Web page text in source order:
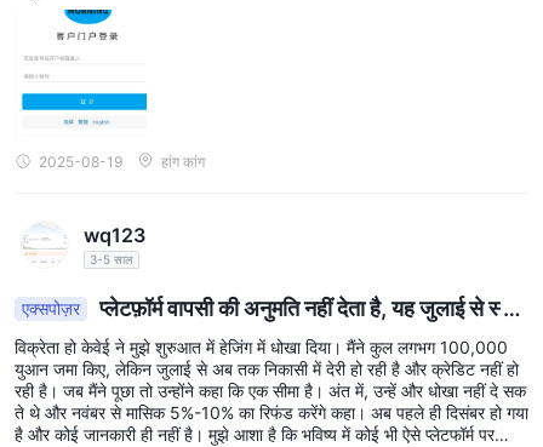
2025-08-19 हांग कांग
wq123
3-5 साल
एक्सपोज़र
प्लेटफ़ॉर्म वापसी की अनुमति नहीं देता है, यह जुलाई से स्थ
गित कर दिया गया है।
विक्रेता हो केवेई ने मुझे शुरुआत में हेजिंग में धोखा दिया। मैंने कुल लगभग 100,000
युआन जमा किए, लेकिन जुलाई से अब तक निकासी में देरी हो रही है और क्रेडिट नहीं हो
रही है। जब मैंने पूछा तो उन्होंने कहा कि एक सीमा है। अंत में, उन्हें और धोखा नहीं दे सक
ते थे और नवंबर से मासिक 5%-10% का रिफंड करेंगे कहा। अब पहले ही दिसंबर हो गया
है और कोई जानकारी ही नहीं है। मुझे आशा है कि भविष्य में कोई भी ऐसे प्लेटफॉर्म पर